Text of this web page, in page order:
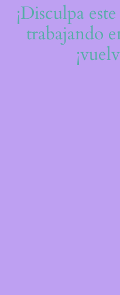
¡Disculpa
trabajando